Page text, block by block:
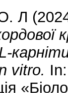
Л
vitro.